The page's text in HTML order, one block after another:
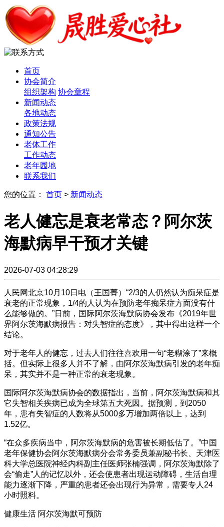
首页
协会简介
组织架构 协会章程
新闻动态
各地动态
政策法规
通知公告
老体工作
工作动态
老年园地
联系我们
您的位置： 首页 > 新闻动态
老人健忘是衰老常态？阿尔茨
海默病早干预才关键
2026-07-03 04:28:29
人民网北京10月10日电（王国菁）“2/3的人仍然认为痴呆症是
衰老的正常现象，1/4的人认为在预防老年痴呆症方面没有什
么能够做的。”日前，国际阿尔茨海默病协会发布《2019年世
界阿尔茨海默病报告：对失智症的态度》，其中得出这样一个
结论。
对于老年人的健忘，过去人们往往喜欢用一句“老糊涂了”来概
括。但实际上很多人并不了解，由阿尔茨海默病引发的老年痴
呆，其实并不是一种正常的衰老现象。
国际阿尔茨海默病协会的数据指出，当前，阿尔茨海默病和其
它失智相关疾病已成为全球第五大死因。据预测，到2050
年，患有失智症的人数将从5000多万增加两倍以上，达到
1.52亿。
“在众多疾病当中，阿尔茨海默病的危害被长期低估了。”中国
老年保健协会阿尔茨海默病分会常务委员兼副秘书长、天津医
科大学总医院神经内科副主任医师张楠强调，阿尔茨海默除了
会“偷走”人的记忆以外，还会使患者出现运动障碍，生活自理
能力逐渐下降，严重的患者还会出现行为异常，需要专人24
小时照料。
健康生活 阿尔茨海默可预防